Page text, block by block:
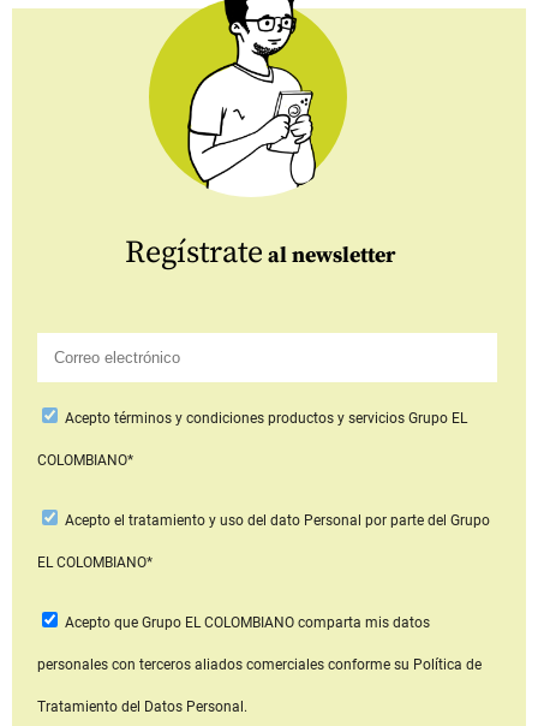
Regístrate al newsletter
Aceptotérminos y condiciones productos y serviciosGrupo EL
COLOMBIANO*
Acepto el tratamiento y uso del dato Personal por parte del Grupo
EL COLOMBIANO*
Acepto que Grupo EL COLOMBIANOcomparta mis datos
personales con terceros aliados comerciales conforme su Política de
Tratamiento del Datos Personal.